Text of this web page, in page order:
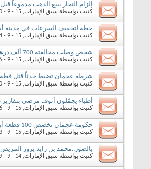
إلزام التجار ببيع الذهب مدموغاً قبل
كتبت بواسطة سبق الإمارات‏, 15 - 9 - 2016 09:50 AM
خطة لتخفيف السرعات في مدينة
كتبت بواسطة سبق الإمارات‏, 15 - 9 - 2016 09:44 AM
شخص وصلت مخالفته 700 ألف درهم بعد الخصم و«مواقف أبوظبي» تبدأ تحصيل المخالفات على مركبات دبي والإمارات الأخرى
كتبت بواسطة سبق الإمارات‏, 15 - 9 - 2016 09:36 AM
شرطة عجمان تضبط حدثاً قتل قطة
كتبت بواسطة سبق الإمارات‏, 15 - 9 - 2016 09:10 AM
أطباء يجمّلون أنوف مرضى بتقارير
كتبت بواسطة سبق الإمارات‏, 15 - 9 - 2016 08:46 AM
حكومة عجمان تخصص 100 قطعة أرض لـ «زايد للإسكان»
كتبت بواسطة سبق الإمارات‏, 15 - 9 - 2016 08:43 AM
بالصور..محمد بن زايد يزور
كتبت بواسطة سبق الإمارات‏, 14 - 9 - 2016 05:49 PM